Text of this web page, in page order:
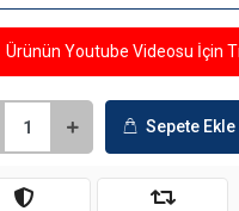
Ürünün Youtube Videosu İçin
Sepete Ekle